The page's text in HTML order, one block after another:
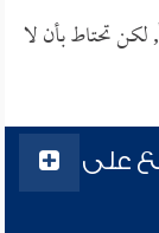
تحتاط بأن لا
على